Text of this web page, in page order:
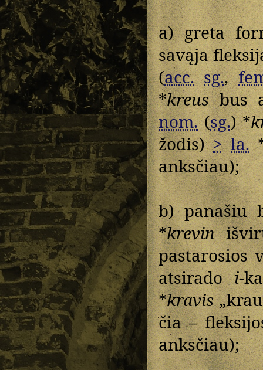
a) greta
savąja
(acc. sg.,
*kreusbus
nom.(sg.) *
žodis)> la.
anksčiau);
b) panašiu
*krevin
pastarosios
atsiradoi-
*kravis
čia –
anksčiau);